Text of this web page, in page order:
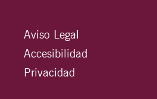
Aviso Legal
Accesibilidad
Privacidad